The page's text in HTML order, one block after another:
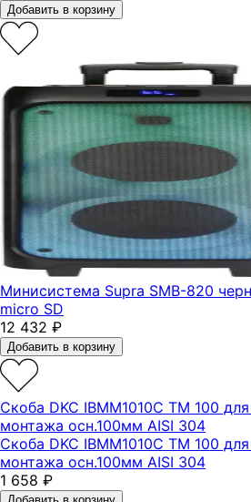
Добавить в корзину
Минисистема Supra SMB-820
micro SD
12 432 ₽
Добавить в корзину
Скоба DKC IBMM1010C ТМ 100
монтажа осн.100мм AISI 304
Скоба DKC IBMM1010C ТМ 100
монтажа осн.100мм AISI 304
1 658 ₽
Добавить в корзину